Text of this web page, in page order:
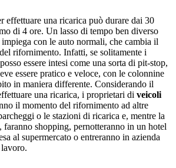
effettuare una ricarica può durare dai 30
di 4 ore. Un lasso di tempo ben diverso
con le auto normali, che cambia il
rifornimento. Infatti, se solitamente i
essere intesi come una sorta di pit-stop,
essere pratico e veloce, con le colonnine
in maniera differente. Considerando il
una ricarica, i proprietari di veicoli
il momento del rifornimento ad altre
o le stazioni di ricarica e, mentre la
faranno shopping, pernotteranno in un hotel
al supermercato o entreranno in azienda